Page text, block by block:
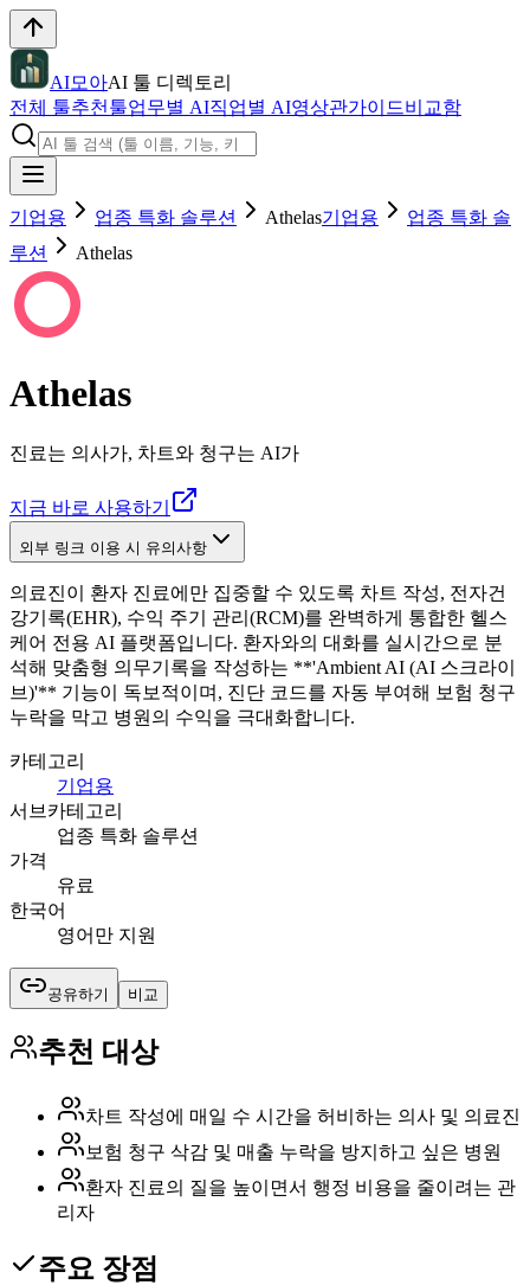
AI모아AI 툴 디렉토리
전체 툴추천툴업무별 AI직업별 AI영상관가이드비교함
기업용 업종 특화 솔루션 Athelas기업용
업종 특화 솔
루션
Athelas
Athelas
진료는 의사가, 차트와 청구는 AI가
지금 바로 사용하기
외부 링크 이용 시 유의사항
의료진이 환자 진료에만 집중할 수 있도록 차트 작성, 전자건
강기록(EHR), 수익 주기 관리(RCM)를 완벽하게 통합한 헬스
케어 전용 AI 플랫폼입니다. 환자와의 대화를 실시간으로 분
석해 맞춤형 의무기록을 작성하는 **'Ambient AI (AI 스크라이
브)'** 기능이 독보적이며, 진단 코드를 자동 부여해 보험 청구
누락을 막고 병원의 수익을 극대화합니다.
카테고리
기업용
서브카테고리
업종 특화 솔루션
가격
유료
한국어
영어만 지원
공유하기 비교
추천 대상
차트 작성에 매일 수 시간을 허비하는 의사 및 의료진
보험 청구 삭감 및 매출 누락을 방지하고 싶은 병원
환자 진료의 질을 높이면서 행정 비용을 줄이려는 관
리자
주요 장점